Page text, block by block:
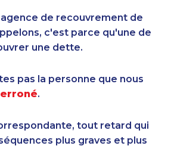
de recouvrement de
c'est parce qu'une de
une dette.
pas la personne que nous
.
tout retard qui
plus graves et plus